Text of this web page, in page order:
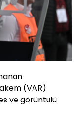
(VAR)
ve görüntülü